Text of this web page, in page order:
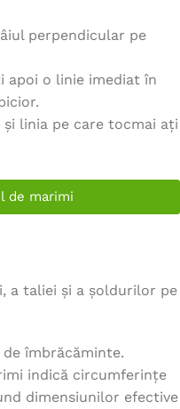
perpendicular pe
apoi o linie imediat în
linia pe care tocmai ați
de marimi
a taliei și a șoldurilor pe
îmbrăcăminte.
indică circumferințe
dimensiunilor efective